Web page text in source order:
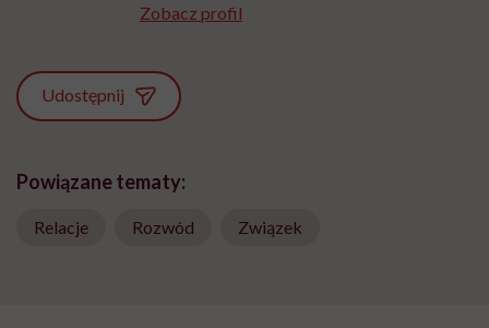
Zobacz profil
Udostępnij
Powiązane tematy:
Relacje Rozwód Związek